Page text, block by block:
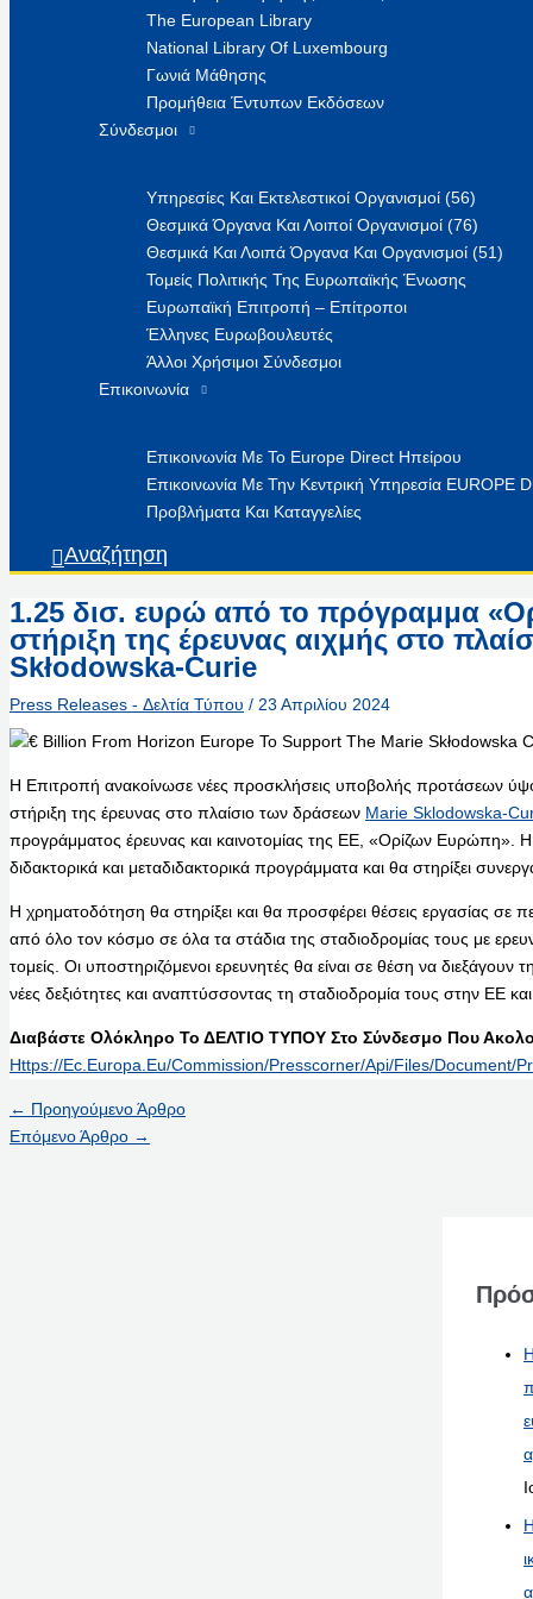
The European Library
National Library Of Luxembourg
Γωνιά Μάθησης
Προμήθεια Έντυπων Εκδόσεων
Σύνδεσμοι
Υπηρεσίες Και Εκτελεστικοί Οργανισμοί (56)
Θεσμικά Όργανα Και Λοιποί Οργανισμοί (76)
Θεσμικά Και Λοιπά Όργανα Και Οργανισμοί (51)
Τομείς Πολιτικής Της Ευρωπαϊκής Ένωσης
Ευρωπαϊκή Επιτροπή – Επίτροποι
Έλληνες Ευρωβουλευτές
Άλλοι Χρήσιμοι Σύνδεσμοι
Επικοινωνία
Επικοινωνία Με Το Europe Direct Ηπείρου
Επικοινωνία Με Την Κεντρική Υπηρεσία EUROPE
Προβλήματα Και Καταγγελίες
Αναζήτηση
1.25 δισ. ευρώ από το πρόγραμμα
στήριξη της έρευνας αιχμής στο
Skłodowska-Curie
Press Releases - Δελτία Τύπου / 23 Απριλίου 2024
Η Επιτροπή ανακοίνωσε νέες προσκλήσεις υποβολής προτάσεων
στήριξη της έρευνας στο πλαίσιο των δράσεων Marie Sklodowska-
προγράμματος έρευνας και καινοτομίας της ΕΕ, «Ορίζων Ευρώπη».
διδακτορικά και μεταδιδακτορικά προγράμματα και θα στηρίξει
Η χρηματοδότηση θα στηρίξει και θα προσφέρει θέσεις εργασίας σε
από όλο τον κόσμο σε όλα τα στάδια της σταδιοδρομίας τους με
τομείς. Οι υποστηριζόμενοι ερευνητές θα είναι σε θέση να
νέες δεξιότητες και αναπτύσσοντας τη σταδιοδρομία τους στην ΕΕ
Διαβάστε Ολόκληρο Το ΔΕΛΤΙΟ ΤΥΠΟΥ Στο Σύνδεσμο Που
Https://ec.europa.eu/commission/presscorner/api/files/document/
← Προηγούμενο Άρθρο
Επόμενο Άρθρο →